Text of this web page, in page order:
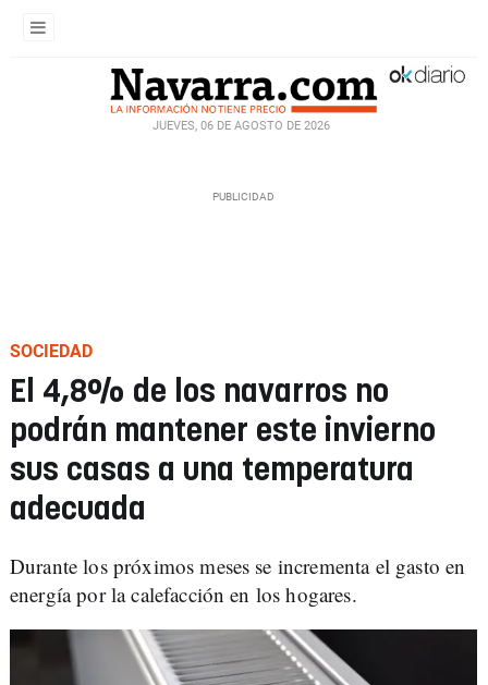
JUEVES, 06 DE AGOSTO DE 2026
SOCIEDAD
El 4,8% de los navarros no
podrán mantener este invierno
sus casas a una temperatura
adecuada
Durante los próximos meses se incrementa el gasto en
energía por la calefacción en los hogares.